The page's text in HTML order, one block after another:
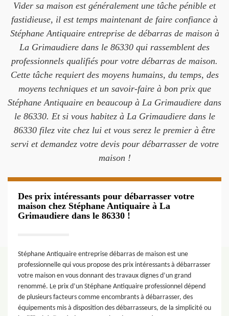
Vider sa maison est généralement une tâche pénible et
fastidieuse, il est temps maintenant de faire confiance à
Stéphane Antiquaire entreprise de débarras de maison à
La Grimaudiere dans le 86330 qui rassemblent des
professionnels qualifiés pour votre débarras de maison.
Cette tâche requiert des moyens humains, du temps, des
moyens techniques et un savoir-faire à bon prix que
Stéphane Antiquaire en beaucoup à La Grimaudiere dans
le 86330. Et si vous habitez à La Grimaudiere dans le
86330 filez vite chez lui et vous serez le premier à être
servi et demandez votre devis pour débarrasser de votre
maison !
Des prix intéressants pour débarrasser votre
maison chez Stéphane Antiquaire à La
Grimaudiere dans le 86330 !
Stéphane Antiquaire entreprise débarras de maison est une
professionnelle qui vous propose des prix intéressants à débarrasser
votre maison en vous donnant des travaux dignes d’un grand
renommé. Le prix d’un Stéphane Antiquaire professionnel dépend
de plusieurs facteurs comme encombrants à débarrasser, des
équipements mis à disposition des débarrasseurs, de la simplicité ou